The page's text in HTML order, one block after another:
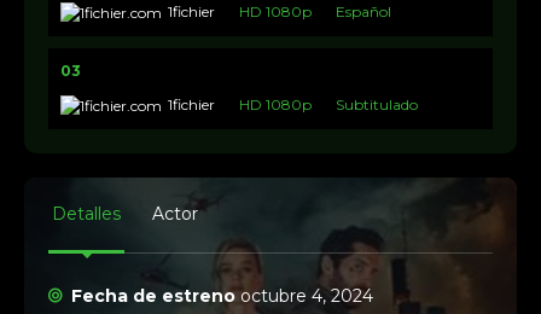
1fichier
HD 1080p Español
03
1fichier
HD 1080p Subtitulado
Detalles Actor
Fecha de estrenooctubre 4, 2024